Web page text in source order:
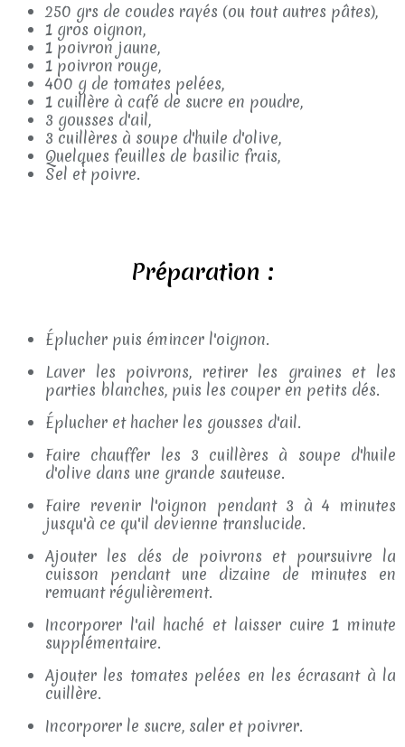
250 grs de coudes rayés (ou tout autres pâtes),
1 gros oignon,
1 poivron jaune,
1 poivron rouge,
400 g de tomates pelées,
1 cuillère à café de sucre en poudre,
3 gousses d'ail,
3 cuillères à soupe d'huile d'olive,
Quelques feuilles de basilic frais,
Sel et poivre.
Préparation :
Éplucher puis émincer l'oignon.
Laver les poivrons, retirer les graines et les
parties blanches, puis les couper en petits dés.
Éplucher et hacher les gousses d'ail.
Faire chauffer les 3 cuillères à soupe d'huile
d'olive dans une grande sauteuse.
Faire revenir l'oignon pendant 3 à 4 minutes
jusqu'à ce qu'il devienne translucide.
Ajouter les dés de poivrons et poursuivre la
cuisson pendant une dizaine de minutes en
remuant régulièrement.
Incorporer l'ail haché et laisser cuire 1 minute
supplémentaire.
Ajouter les tomates pelées en les écrasant à la
cuillère.
Incorporer le sucre, saler et poivrer.